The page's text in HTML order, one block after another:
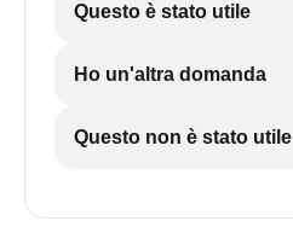
Questo è stato utile
Ho un'altra domanda
Questo non è stato utile